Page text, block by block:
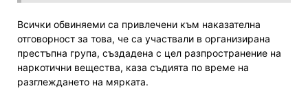
Всички обвиняеми са привлечени към наказателна
отговорност за това, че са участвали в организирана
престъпна група, създадена с цел разпространение на
наркотични вещества, каза съдията по време на
разглеждането на мярката.